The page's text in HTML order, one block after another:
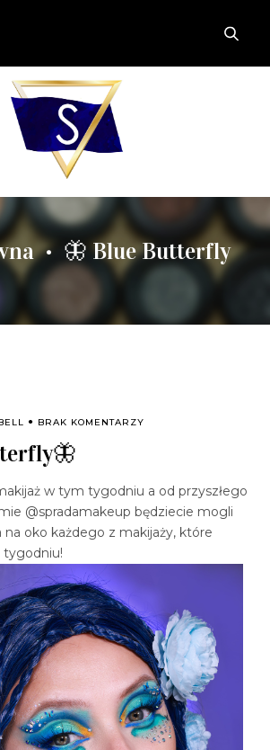
• 🦋 Blue Butterfly
BRAK KOMENTARZY
w tym tygodniu a od przyszłego
@spradamakeup będziecie mogli
na oko każdego z makijaży, które
tygodniu!